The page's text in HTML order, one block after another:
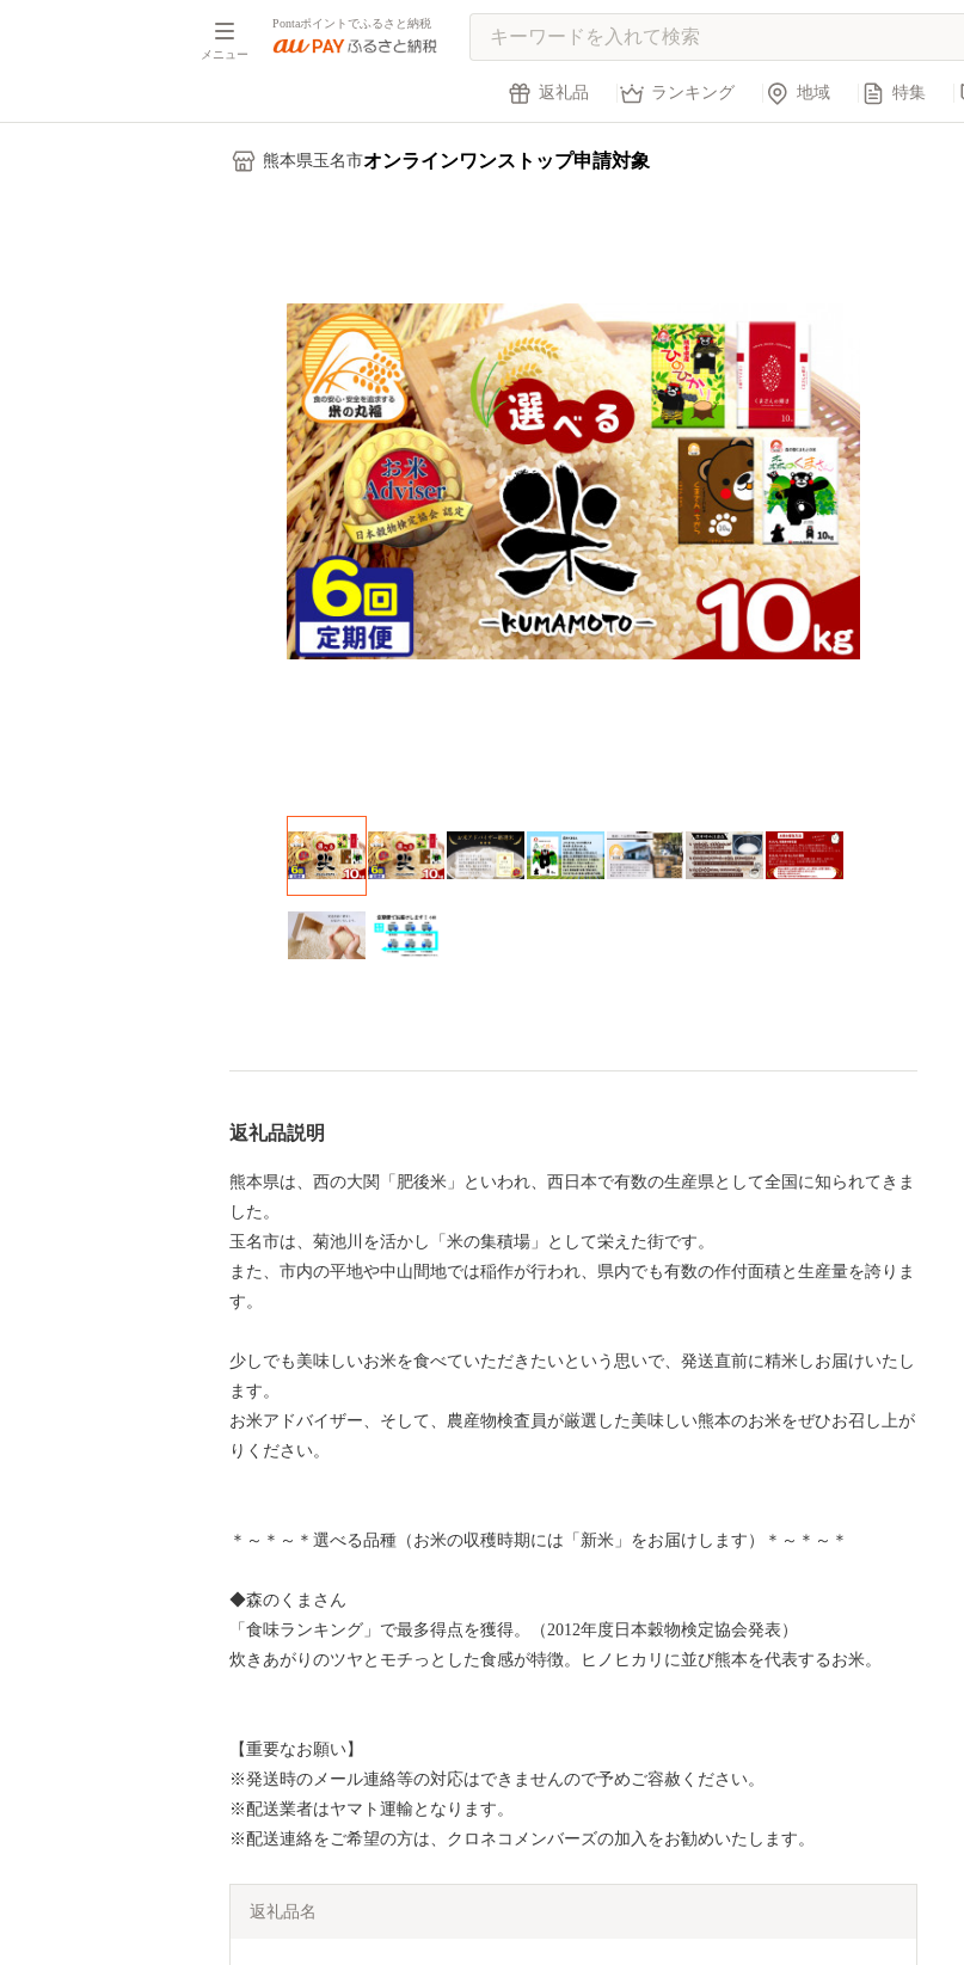
メニュー
Pontaポイントでふるさと納税
返礼品 ランキング 地域 特集
熊本県玉名市オンラインワンストップ申請対象
返礼品説明
熊本県は、西の大関「肥後米」といわれ、西日本で有数の生産県として全国に知られてきま
した。
玉名市は、菊池川を活かし「米の集積場」として栄えた街です。
また、市内の平地や中山間地では稲作が行われ、県内でも有数の作付面積と生産量を誇りま
す。
少しでも美味しいお米を食べていただきたいという思いで、発送直前に精米しお届けいたし
ます。
お米アドバイザー、そして、農産物検査員が厳選した美味しい熊本のお米をぜひお召し上が
りください。
＊～＊～＊選べる品種（お米の収穫時期には「新米」をお届けします）＊～＊～＊
◆森のくまさん
「食味ランキング」で最多得点を獲得。（2012年度日本穀物検定協会発表）
炊きあがりのツヤとモチっとした食感が特徴。ヒノヒカリに並び熊本を代表するお米。
【重要なお願い】
※発送時のメール連絡等の対応はできませんので予めご容赦ください。
※配送業者はヤマト運輸となります。
※配送連絡をご希望の方は、クロネコメンバーズの加入をお勧めいたします。
返礼品名